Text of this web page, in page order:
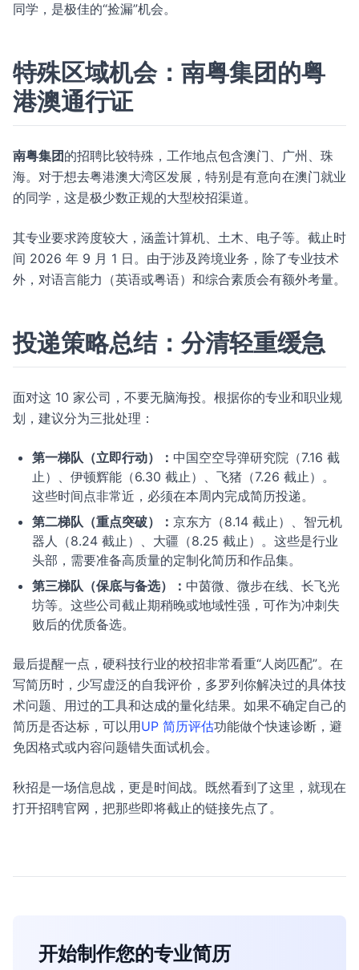
同学，是极佳的“捡漏”机会。
特殊区域机会：南粤集团的粤
港澳通行证
南粤集团 的招聘比较特殊，工作地点包含澳门、广州、珠
海。对于想去粤港澳大湾区发展，特别是有意向在澳门就业
的同学，这是极少数正规的大型校招渠道。
其专业要求跨度较大，涵盖计算机、土木、电子等。截止时
间 2026 年 9 月 1 日。由于涉及跨境业务，除了专业技术
外，对语言能力（英语或粤语）和综合素质会有额外考量。
投递策略总结：分清轻重缓急
面对这 10 家公司，不要无脑海投。根据你的专业和职业规
划，建议分为三批处理：
第一梯队（立即行动）： 中国空空导弹研究院（7.16 截
止）、伊顿辉能（6.30 截止）、飞猪（7.26 截止）。
这些时间点非常近，必须在本周内完成简历投递。
第二梯队（重点突破）： 京东方（8.14 截止）、智元机
器人（8.24 截止）、大疆（8.25 截止）。这些是行业
头部，需要准备高质量的定制化简历和作品集。
第三梯队（保底与备选）： 中茵微、微步在线、长飞光
坊等。这些公司截止期稍晚或地域性强，可作为冲刺失
败后的优质备选。
最后提醒一点，硬科技行业的校招非常看重“人岗匹配”。在
写简历时，少写虚泛的自我评价，多罗列你解决过的具体技
术问题、用过的工具和达成的量化结果。如果不确定自己的
简历是否达标，可以用UP 简历评估功能做个快速诊断，避
免因格式或内容问题错失面试机会。
秋招是一场信息战，更是时间战。既然看到了这里，就现在
打开招聘官网，把那些即将截止的链接先点了。
开始制作您的专业简历